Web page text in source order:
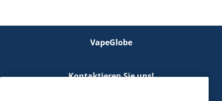
VapeGlobe
Kontaktieren Sie uns!